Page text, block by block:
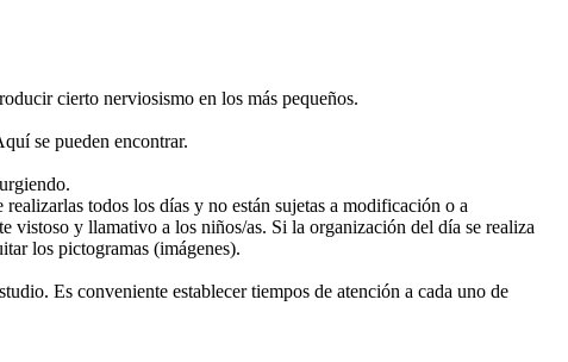
cierto nerviosismo en los más pequeños.
se pueden encontrar.
todos los días y no están sujetas a modificación o a
vistoso y llamativo a los niños/as. Si la organización del día se realiza
los pictogramas (imágenes).
Es conveniente establecer tiempos de atención a cada uno de